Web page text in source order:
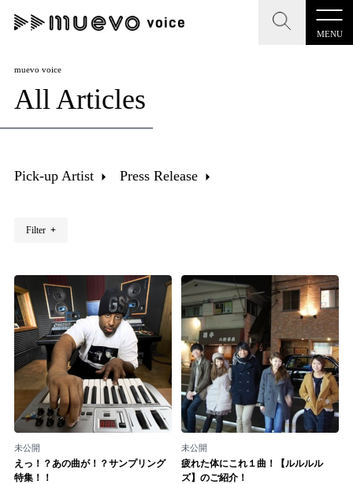
MENU
CLOSE
記事を検索する
#HR/HM #女性シンガー
#ヒップホップ #男性シンガーグループ #R&B/ソウル
CLOSE
muevo media
"読者の声を形にする”音楽特化メディア
プレスリリース一覧
会社概要
お問い合わせ
記事リクエスト
ログイン
LINK
muevo voice
All Articles
Pick-up Artist Press Release
Filter +
未公開
えっ！？あの曲が！？サンプリング
特集！！
未公開
疲れた体にこれ１曲！【ルルルル
ズ】のご紹介！